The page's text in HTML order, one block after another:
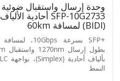
‎SFP-10G2733‎ أحادية الألياف
‎(BIDI)‎ لمسافة ‎60km
النمط